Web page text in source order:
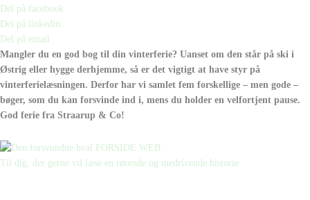
Del på facebook
Del på linkedin
Del på email
Mangler du en god bog til din vinterferie? Uanset om den står på ski i
Østrig eller hygge derhjemme, så er det vigtigt at have styr på
vinterferielæsningen. Derfor har vi samlet fem forskellige – men gode –
bøger, som du kan forsvinde ind i, mens du holder en velfortjent pause.
God ferie fra Straarup & Co!
Til dig, der gerne vil læse en rørende og medrivende historie